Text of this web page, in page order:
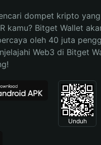
dompet kripto
kamu? Bitget Wallet
oleh 40 juta
Web3 di Bitget
Unduh